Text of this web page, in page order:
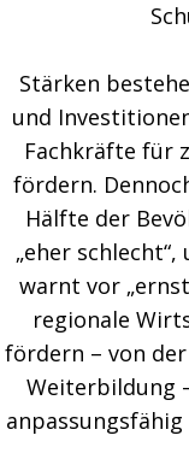
Stärken
und
Fachkräfte für
fördern.
Hälfte der
„eher
warnt vor
regionale
fördern – von
Weiterbildung